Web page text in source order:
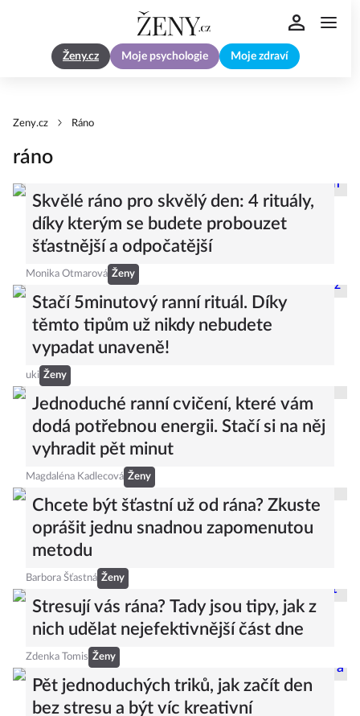
Ženy.cz Moje psychologie Moje zdraví
Zeny.cz Ráno
ráno
Skvělé ráno pro skvělý den: 4 rituály,
díky kterým se budete probouzet
šťastnější a odpočatější
Monika Otmarová Ženy
Stačí 5minutový ranní rituál. Díky
těmto tipům už nikdy nebudete
vypadat unaveně!
uki Ženy
Jednoduché ranní cvičení, které vám
dodá potřebnou energii. Stačí si na něj
vyhradit pět minut
Magdaléna Kadlecová Ženy
Chcete být šťastní už od rána? Zkuste
oprášit jednu snadnou zapomenutou
metodu
Barbora Šťastná Ženy
Stresují vás rána? Tady jsou tipy, jak z
nich udělat nejefektivnější část dne
Zdenka Tomis Ženy
Pět jednoduchých triků, jak začít den
bez stresu a být víc kreativní